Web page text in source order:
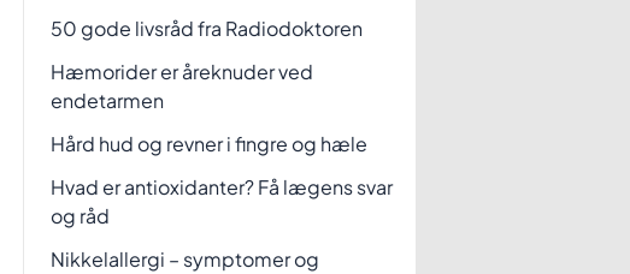
50 gode livsråd fra Radiodoktoren
Hæmorider er åreknuder ved
endetarmen
Hård hud og revner i fingre og hæle
Hvad er antioxidanter? Få lægens svar
og råd
Nikkelallergi – symptomer og